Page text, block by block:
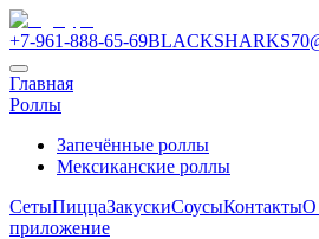
+7-961-888-65-69
Главная
Роллы
Запечённые роллы
Мексиканские роллы
СетыПиццаЗакускиСоусыКонтактыО
приложение